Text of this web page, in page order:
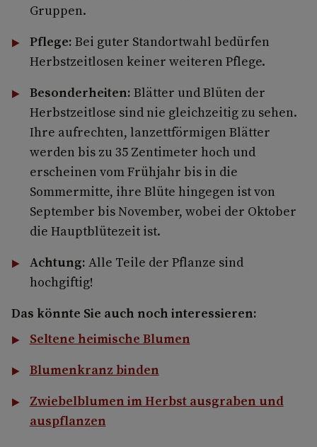
Gruppen.
Pflege: Bei guter Standortwahl bedürfen
Herbstzeitlosen keiner weiteren Pflege.
Besonderheiten: Blätter und Blüten der
Herbstzeitlose sind nie gleichzeitig zu sehen.
Ihre aufrechten, lanzettförmigen Blätter
werden bis zu 35 Zentimeter hoch und
erscheinen vom Frühjahr bis in die
Sommermitte, ihre Blüte hingegen ist von
September bis November, wobei der Oktober
die Hauptblütezeit ist.
Achtung: Alle Teile der Pflanze sind
hochgiftig!
Das könnte Sie auch noch interessieren:
Seltene heimische Blumen
Blumenkranz binden
Zwiebelblumen im Herbst ausgraben und
auspflanzen